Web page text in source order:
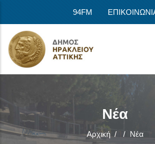
94FM
Νέα
Αρχική / / Νέα